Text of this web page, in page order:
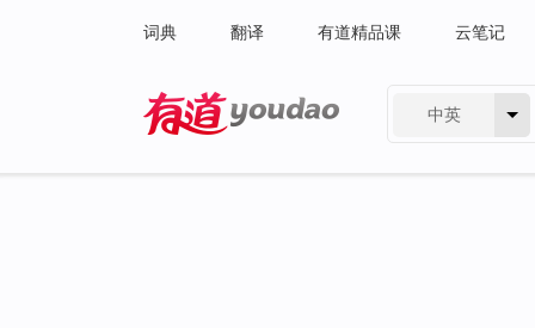
词典 翻译 有道精品课 云笔记
中英